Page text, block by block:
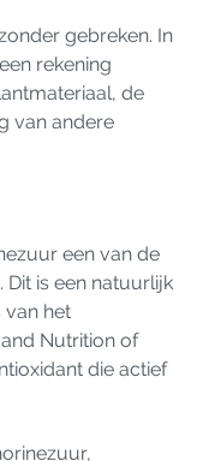
gebreken. In
rekening
de
van andere
een van de
Dit is een natuurlijk
van het
Nutrition of
die actief